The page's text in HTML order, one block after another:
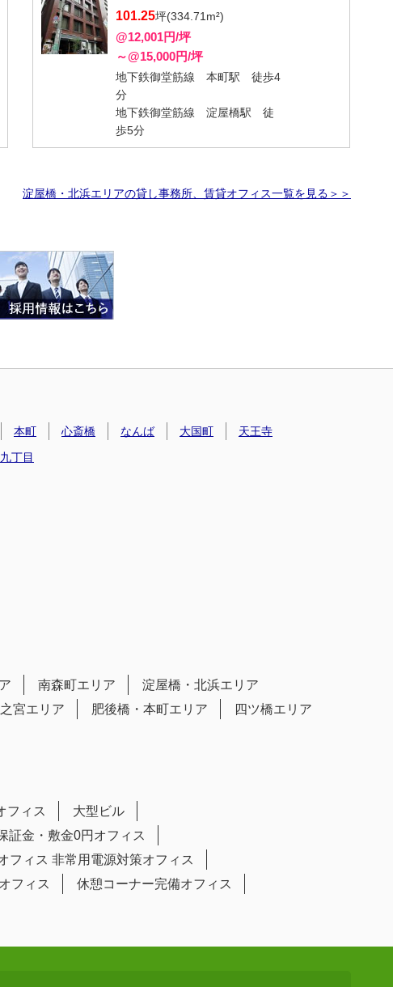
101.25坪(334.71m²)
@12,001円/坪
～@15,000円/坪
地下鉄御堂筋線 本町駅 徒歩4
分
地下鉄御堂筋線 淀屋橋駅 徒
歩5分
淀屋橋・北浜エリアの貸し事務所、賃貸オフィス一覧を見る＞＞
本町 心斎橋 なんば 大国町
天王寺
丁目
南森町エリア
淀屋橋・北浜エリア
宮エリア 肥後橋・本町エリア 四ツ橋エリア
フィス
大型ビル
証金・敷金0円オフィス
フィス 非常用電源対策オフィス
フィス 休憩コーナー完備オフィス